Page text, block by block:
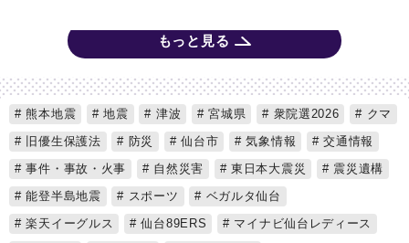
もっと見る
熊本地震 地震 津波 宮城県 衆院選2026
クマ
旧優生保護法
防災 仙台市 気象情報
交通情報
事件・事故・火事
自然災害 東日本大震災
震災遺構
能登半島地震
スポーツ
ベガルタ仙台
楽天イーグルス
仙台89ERS
マイナビ仙台レディース